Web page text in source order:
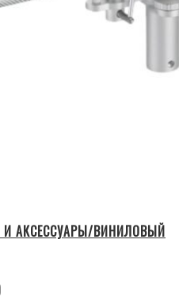
АКСЕССУАРЫ/ВИНИЛОВЫЙ